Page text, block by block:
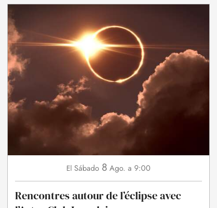
El Sábado 8 Ago. a 9:00
Rencontres autour de l’éclipse avec